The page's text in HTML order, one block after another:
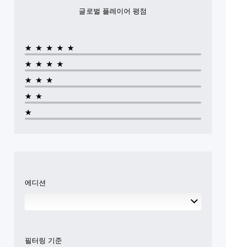
글로벌 플레이어 평점
★★★★★
★★★★
★★★
★★
★
에디션
필터링 기준